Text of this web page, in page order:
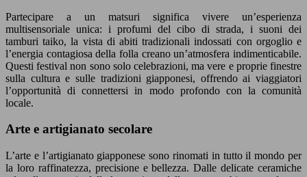
Partecipare a un matsuri significa vivere un’esperienza
multisensoriale unica: i profumi del cibo di strada, i suoni dei
tamburi taiko, la vista di abiti tradizionali indossati con orgoglio e
l’energia contagiosa della folla creano un’atmosfera indimenticabile.
Questi festival non sono solo celebrazioni, ma vere e proprie finestre
sulla cultura e sulle tradizioni giapponesi, offrendo ai viaggiatori
l’opportunità di connettersi in modo profondo con la comunità
locale.
Arte e artigianato secolare
L’arte e l’artigianato giapponese sono rinomati in tutto il mondo per
la loro raffinatezza, precisione e bellezza. Dalle delicate ceramiche